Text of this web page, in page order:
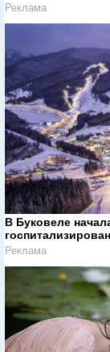
Реклама
В Буковеле
Реклама